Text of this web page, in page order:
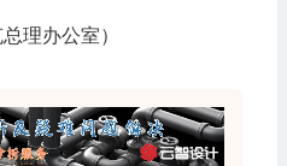
理办公室）